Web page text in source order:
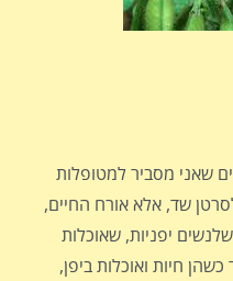
שאני מסביר למטופלות
שד, אלא אורח החיים,
יפניות, שאוכלות
חיות ואוכלות ביפן,